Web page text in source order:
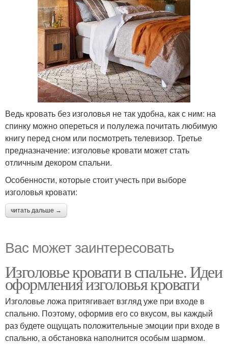
Ведь кровать без изголовья не так удобна, как с ним: на
спинку можно опереться и полулежа почитать любимую
книгу перед сном или посмотреть телевизор. Третье
предназначение: изголовье кровати может стать
отличным декором спальни.
Особенности, которые стоит учесть при выборе
изголовья кровати:
читать дальше →
Вас может заинтересовать
Изголовье кровати в спальне. Идеи
оформления изголовья кровати
Изголовье ложа притягивает взгляд уже при входе в
спальню. Поэтому, оформив его со вкусом, вы каждый
раз будете ощущать положительные эмоции при входе в
спальню, а обстановка наполнится особым шармом.